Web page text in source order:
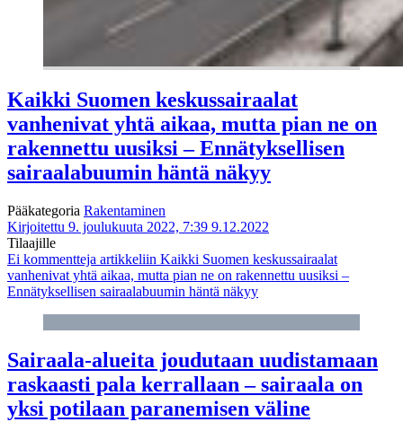
Kaikki Suomen keskussairaalat
vanhenivat yhtä aikaa, mutta pian ne on
rakennettu uusiksi – Ennätyksellisen
sairaalabuumin häntä näkyy
Pääkategoria Rakentaminen
Kirjoitettu 9. joulukuuta 2022, 7:39 9.12.2022
Tilaajille
Ei kommentteja artikkeliin Kaikki Suomen keskussairaalat
vanhenivat yhtä aikaa, mutta pian ne on rakennettu uusiksi –
Ennätyksellisen sairaalabuumin häntä näkyy
Sairaala-alueita joudutaan uudistamaan
raskaasti pala kerrallaan – sairaala on
yksi potilaan paranemisen väline